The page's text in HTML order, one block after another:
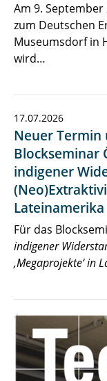
Am 9.
zum Deutschen
Museumsdorf in
wird…
17.07.2026
Neuer Termin
Blockseminar
indigener
Lateinamerika
Für das
indigener
‚Megaprojekte‘ in